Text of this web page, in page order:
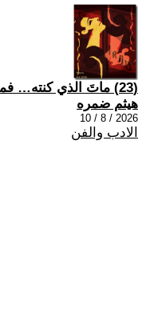
(23) ماتَ الذي كنته… فمن الذي استيقظ مكانك؟
هيثم ضمره
2026 / 8 / 10
الادب والفن